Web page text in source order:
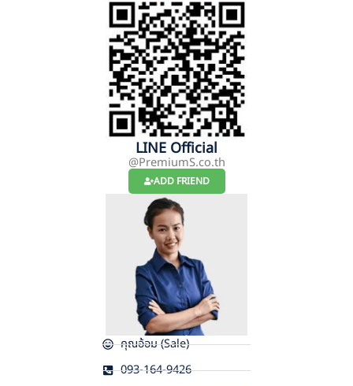
LINE Official
@PremiumS.co.th
ADD FRIEND
คุณอ้อม (Sale)
093-164-9426